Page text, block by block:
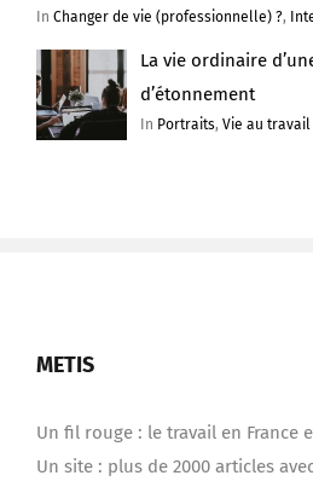
In Changer de vie (professionnelle) ?,
La vie ordinaire
d’étonnement
In Portraits,Vie au travail
METIS
Un fil rouge : le travail en France
Un site : plus de 2000 articles